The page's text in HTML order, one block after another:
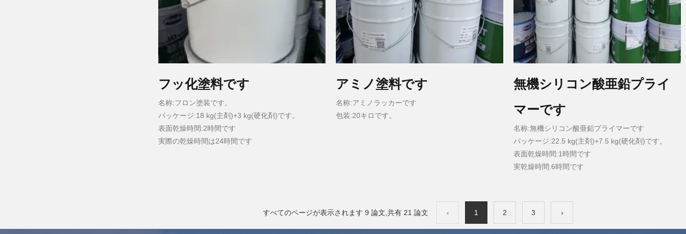
フッ化塗料です
名称:フロン塗装です。
パッケージ:18 kg(主剤)+3 kg(硬化剤)です。
表面乾燥時間:2時間です
実際の乾燥時間は24時間です
アミノ塗料です
名称:アミノラッカーです
包装:20キロです。
無機シリコン酸亜鉛プライ
マーです
名称:無機シリコン酸亜鉛プライマーです
パッケージ:22.5 kg(主剤)+7.5 kg(硬化剤)です。
表面乾燥時間:1時間です
実乾燥時間:6時間です
すべてのページが表示されます 9 論文,共有 21 論文 ‹ 1 2 3 ›